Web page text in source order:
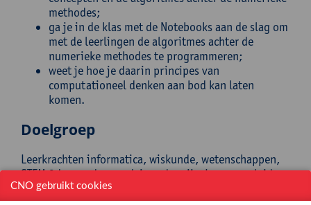
methodes;
ga je in de klas met de Notebooks aan de slag om
met de leerlingen de algoritmes achter de
numerieke methodes te programmeren;
weet je hoe je daarin principes van
computationeel denken aan bod kan laten
komen.
Doelgroep
Leerkrachten informatica, wiskunde, wetenschappen,
STEM 3de graad secundair onderwijs. Lerarenopleiders
wiskunde, wetenschappen, STEM voor leerkrachten
CNO gebruikt cookies